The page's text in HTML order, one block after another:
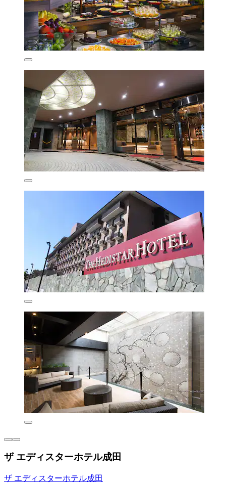
ザ エディスターホテル成田
ザ エディスターホテル成田